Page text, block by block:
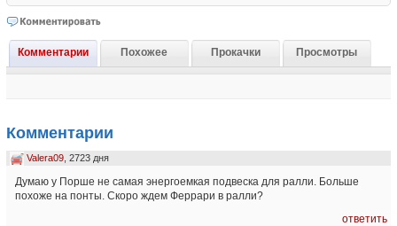
Комментарии Похожее Прокачки Просмотры
Комментарии
Valera09, 2723 дня
Думаю у Порше не самая энергоемкая подвеска для ралли. Больше
похоже на понты. Скоро ждем Феррари в ралли?
ответить